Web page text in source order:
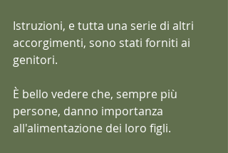
Istruzioni, e tutta una serie di altri
accorgimenti, sono stati forniti ai
genitori.
È bello vedere che, sempre più
persone, danno importanza
all'alimentazione dei loro figli.